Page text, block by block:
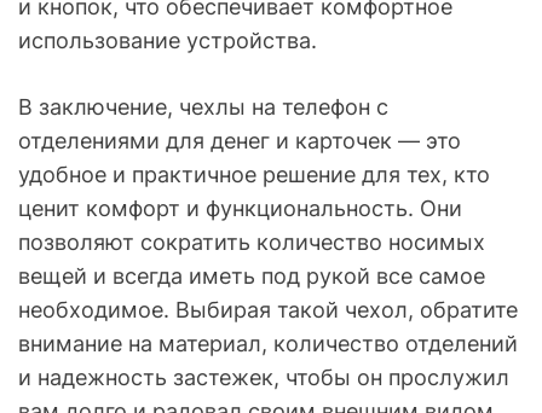
и кнопок, что обеспечивает комфортное
использование устройства.
В заключение, чехлы на телефон с
отделениями для денег и карточек — это
удобное и практичное решение для тех, кто
ценит комфорт и функциональность. Они
позволяют сократить количество носимых
вещей и всегда иметь под рукой все самое
необходимое. Выбирая такой чехол, обратите
внимание на материал, количество отделений
и надежность застежек, чтобы он прослужил